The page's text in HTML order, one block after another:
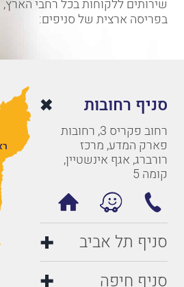
שירותים ללקוחות בכל רחבי הארץ,
בפריסה ארצית של סניפים:
סניף רחובות
רחוב פקריס 3, רחובות
פארק המדע, מרכז
רורברג, אגף אינשטיין,
קומה 5
סניף תל אביב
סניף חיפה